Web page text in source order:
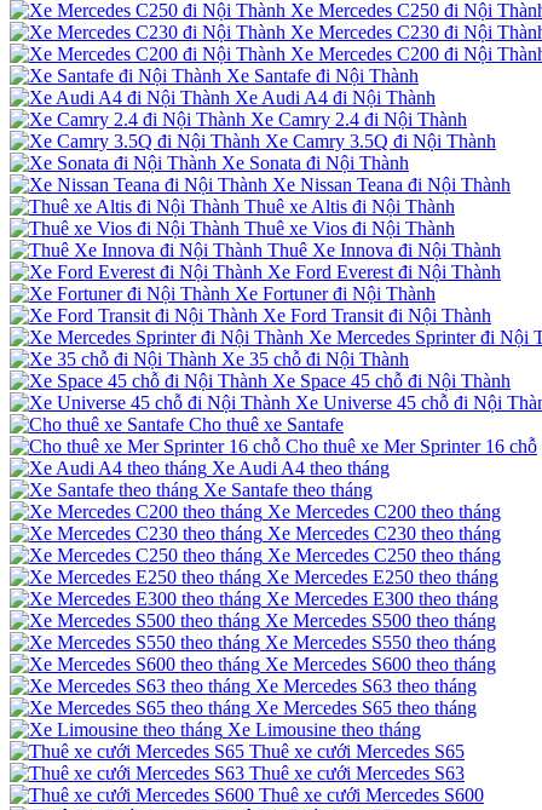
Xe Mercedes C250 đi Nội
Xe Mercedes C230 đi Nội
Xe Mercedes C200 đi Nội
Xe Santafe đi Nội Thành
Xe Audi A4 đi Nội Thành
Xe Camry 2.4 đi Nội Thành
Xe Camry 3.5Q đi Nội Thành
Xe Sonata đi Nội Thành
Xe Nissan Teana đi Nội Thành
Thuê xe Altis đi Nội Thành
Thuê xe Vios đi Nội Thành
Thuê Xe Innova đi Nội Thành
Xe Ford Everest đi Nội Thành
Xe Fortuner đi Nội Thành
Xe Ford Transit đi Nội Thành
Xe Mercedes Sprinter đi Nội
Xe 35 chỗ đi Nội Thành
Xe Space 45 chỗ đi Nội Thành
Xe Universe 45 chỗ đi Nội
Cho thuê xe Santafe
Cho thuê xe Mer Sprinter 16 chỗ
Xe Audi A4 theo tháng
Xe Santafe theo tháng
Xe Mercedes C200 theo tháng
Xe Mercedes C230 theo tháng
Xe Mercedes C250 theo tháng
Xe Mercedes E250 theo tháng
Xe Mercedes E300 theo tháng
Xe Mercedes S500 theo tháng
Xe Mercedes S550 theo tháng
Xe Mercedes S600 theo tháng
Xe Mercedes S63 theo tháng
Xe Mercedes S65 theo tháng
Xe Limousine theo tháng
Thuê xe cưới Mercedes S65
Thuê xe cưới Mercedes S63
Thuê xe cưới Mercedes S600